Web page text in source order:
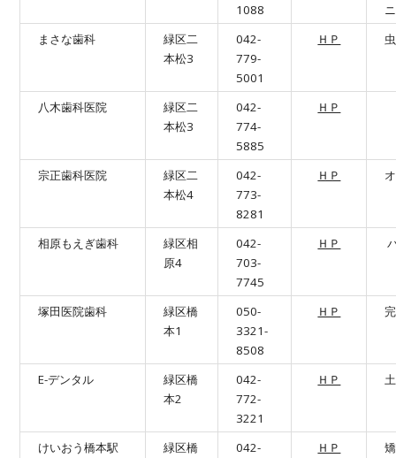
1088
まさな歯科
緑区二
本松3
042-
779-
5001
ＨＰ
八木歯科医院
緑区二
本松3
042-
774-
5885
ＨＰ
宗正歯科医院
緑区二
本松4
042-
773-
8281
ＨＰ
相原もえぎ歯科
緑区相
原4
042-
703-
7745
ＨＰ
塚田医院歯科
緑区橋
本1
050-
3321-
8508
ＨＰ
E-デンタル
緑区橋
本2
042-
772-
3221
ＨＰ
けいおう橋本駅
緑区橋
042-
ＨＰ